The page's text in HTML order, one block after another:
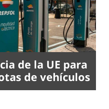
de la UE para
de vehículos